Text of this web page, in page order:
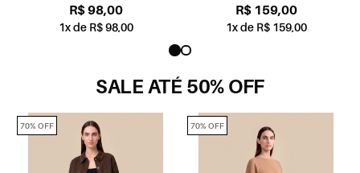
R$ 98,00
1x de R$ 98,00
R$ 159,00
1x de R$ 159,00
SALE ATÉ 50% OFF
70% OFF 70% OFF